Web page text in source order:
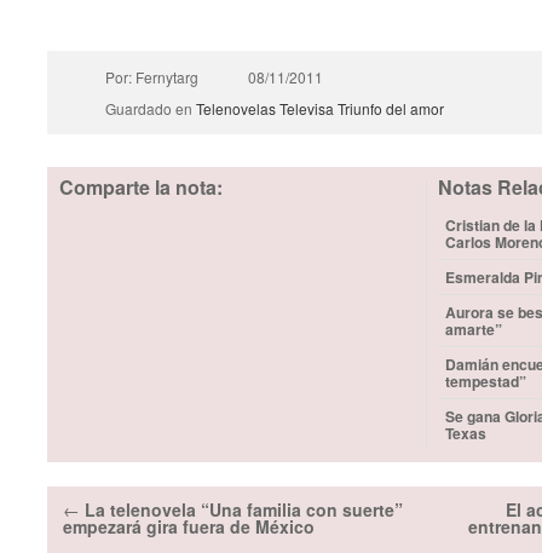
Por: Fernytarg
08/11/2011
Guardado en TelenovelasTelevisa Triunfo del amor
Comparte la nota: Notas
Cristian de la
Carlos
Esmeralda
Aurora se
amarte”
Damián
tempestad”
Se gana
Texas
← La telenovela “Una familia con suerte”
empezará gira fuera de México
El